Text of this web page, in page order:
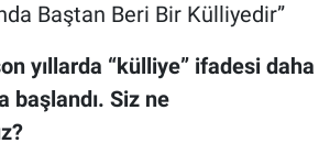
Baştan Beri Bir Külliyedir”
yıllarda “külliye” ifadesi daha
başlandı. Siz ne